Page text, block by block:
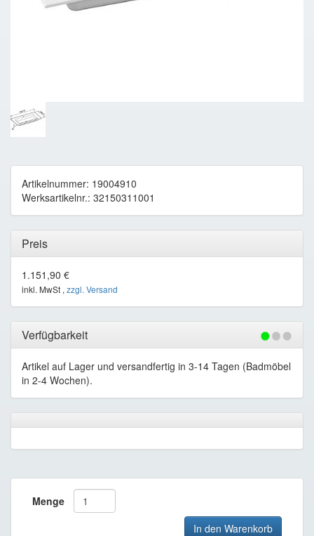
Artikelnummer: 19004910
Werksartikelnr.: 32150311001
Preis
1.151,90 €
inkl. MwSt , zzgl. Versand
Verfügbarkeit
Artikel auf Lager und versandfertig in 3-14 Tagen (Badmöbel
in 2-4 Wochen).
Menge
In den Warenkorb